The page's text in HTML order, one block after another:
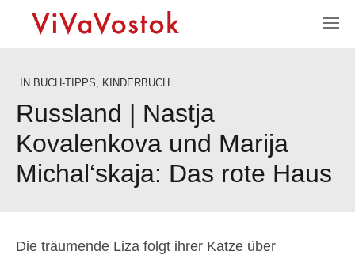
IN BUCH-TIPPS, KINDERBUCH
Russland | Nastja
Kovalenkova und Marija
Michal‘skaja: Das rote Haus
Die träumende Liza folgt ihrer Katze über